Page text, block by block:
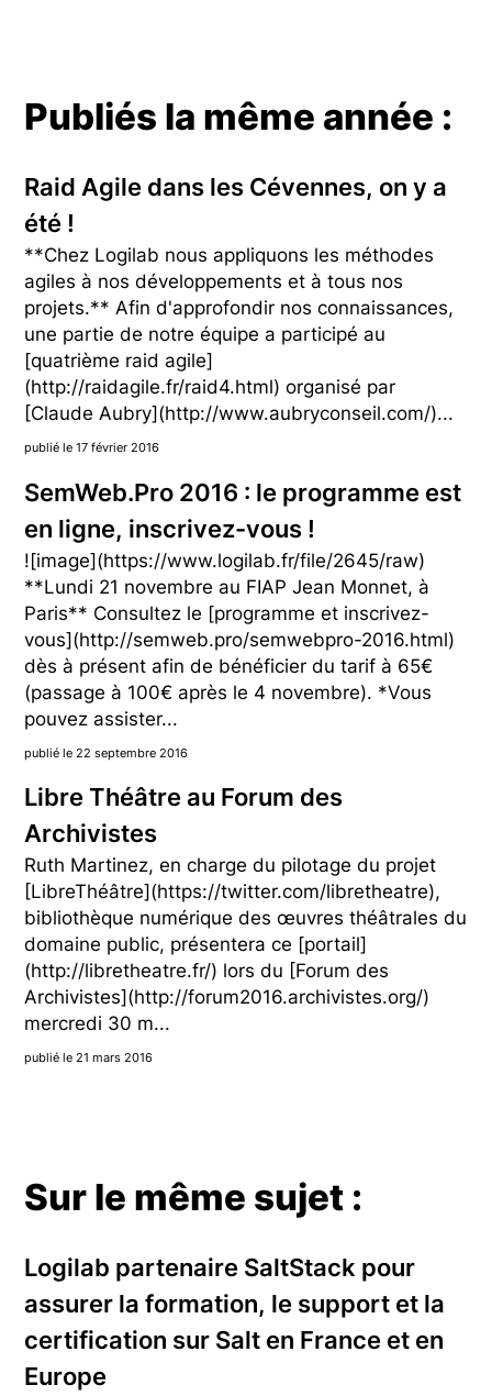
Publiés la même année :
Raid Agile dans les Cévennes, on y a
été !
**Chez Logilab nous appliquons les méthodes
agiles à nos développements et à tous nos
projets.** Afin d'approfondir nos connaissances,
une partie de notre équipe a participé au
[quatrième raid agile]
(http://raidagile.fr/raid4.html) organisé par
[Claude Aubry](http://www.aubryconseil.com/)...
publié le 17 février 2016
SemWeb.Pro 2016 : le programme est
en ligne, inscrivez-vous !
![image](https://www.logilab.fr/file/2645/raw)
**Lundi 21 novembre au FIAP Jean Monnet, à
Paris** Consultez le [programme et inscrivez-
vous](http://semweb.pro/semwebpro-2016.html)
dès à présent afin de bénéficier du tarif à 65€
(passage à 100€ après le 4 novembre). *Vous
pouvez assister...
publié le 22 septembre 2016
Libre Théâtre au Forum des
Archivistes
Ruth Martinez, en charge du pilotage du projet
[LibreThéâtre](https://twitter.com/libretheatre),
bibliothèque numérique des œuvres théâtrales du
domaine public, présentera ce [portail]
(http://libretheatre.fr/) lors du [Forum des
Archivistes](http://forum2016.archivistes.org/)
mercredi 30 m...
publié le 21 mars 2016
Sur le même sujet :
Logilab partenaire SaltStack pour
assurer la formation, le support et la
certification sur Salt en France et en
Europe